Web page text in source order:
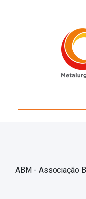
ABM - Associação